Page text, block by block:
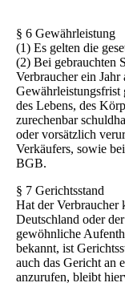
§ 6 Gewährleistung
(1) Es gelten die
(2) Bei gebrauchten
Verbraucher ein
Gewährleistungsfrist
des Lebens, des
zurechenbar
oder vorsätzlich
Verkäufers, sowie
BGB.
§ 7 Gerichtsstand
Hat der Verbraucher
Deutschland oder
gewöhnliche
bekannt, ist
auch das Gericht an
anzurufen, bleibt